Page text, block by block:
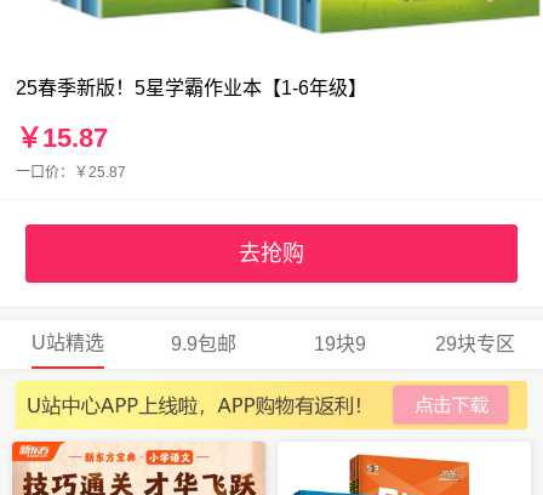
25春季新版！5星学霸作业本【1-6年级】
￥15.87
一口价：￥25.87
去抢购
U站精选 9.9包邮 19块9 29块专区